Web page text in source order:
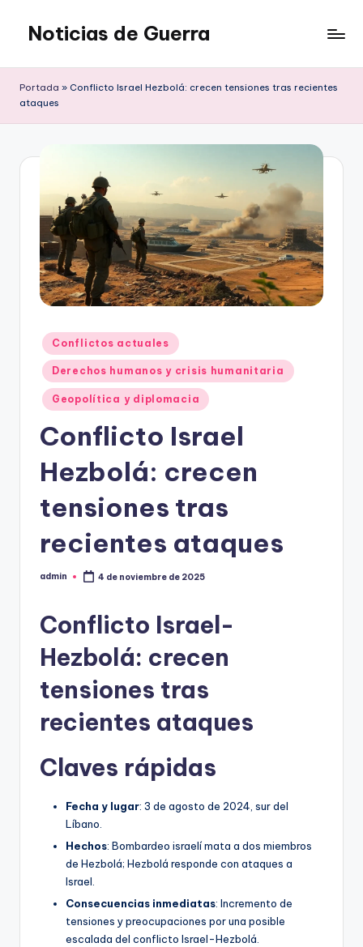
Saltar
contenido
Noticias de Guerra
Portada » Conflicto Israel Hezbolá: crecen tensiones tras recientes
ataques
Publicado
en
Conflictos actuales
Derechos humanos y crisis humanitaria
Geopolítica y diplomacia
Conflicto Israel
Hezbolá: crecen
tensiones tras
recientes ataques
Publicado
admin 4 de noviembre de 2025
Conflicto Israel-
Hezbolá: crecen
tensiones tras
recientes ataques
Claves rápidas
Fecha y lugar: 3 de agosto de 2024, sur del
Líbano.
Hechos: Bombardeo israelí mata a dos miembros
de Hezbolá; Hezbolá responde con ataques a
Israel.
Consecuencias inmediatas: Incremento de
tensiones y preocupaciones por una posible
escalada del conflicto Israel-Hezbolá.